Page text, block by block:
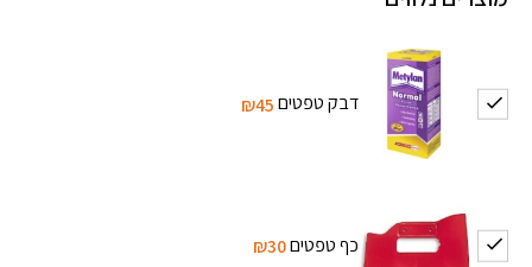
דבק טפטים₪45
כף טפטים₪30